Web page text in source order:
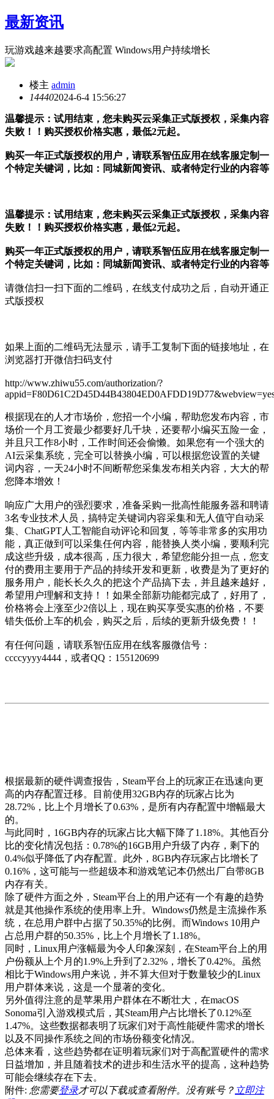
最新资讯
玩游戏越来越要求高配置 Windows用户持续增长
楼主 admin
144402024-6-4 15:56:27
温馨提示：试用结束，您未购买云采集正式版授权，采集内容
失败！！购买授权价格实惠，最低2元起。
购买一年正式版授权的用户，请联系智伍应用在线客服定制一
个特定关键词，比如：同城新闻资讯、或者特定行业的内容等
温馨提示：试用结束，您未购买云采集正式版授权，采集内容
失败！！购买授权价格实惠，最低2元起。
购买一年正式版授权的用户，请联系智伍应用在线客服定制一
个特定关键词，比如：同城新闻资讯、或者特定行业的内容等
请微信扫一扫下面的二维码，在线支付成功之后，自动开通正
式版授权
如果上面的二维码无法显示，请手工复制下面的链接地址，在
浏览器打开微信扫码支付
http://www.zhiwu55.com/authorization/?
根据现在的人才市场价，您招一个小编，帮助您发布内容，市
场价一个月工资最少都要好几千块，还要帮小编买五险一金，
并且只工作8小时，工作时间还会偷懒。如果您有一个强大的
AI云采集系统，完全可以替换小编，可以根据您设置的关键
词内容，一天24小时不间断帮您采集发布相关内容，大大的帮
您降本增效！
响应广大用户的强烈要求，准备采购一批高性能服务器和聘请
3名专业技术人员，搞特定关键词内容采集和无人值守自动采
集、ChatGPT人工智能自动评论和回复，等等非常多的实用功
能，真正做到可以采集任何内容，能替换人类小编，要顺利完
成这些升级，成本很高，压力很大，希望您能分担一点，您支
付的费用主要用于产品的持续开发和更新，收费是为了更好的
服务用户，能长长久久的把这个产品搞下去，并且越来越好，
希望用户理解和支持！！如果全部新功能都完成了，好用了，
价格将会上涨至少2倍以上，现在购买享受实惠的价格，不要
错失低价上车的机会，购买之后，后续的更新升级免费！！
有任何问题，请联系智伍应用在线客服微信号：
ccccyyyy4444，或者QQ：155120699
根据最新的硬件调查报告，Steam平台上的玩家正在迅速向更
高的内存配置迁移。目前使用32GB内存的玩家占比为
28.72%，比上个月增长了0.63%，是所有内存配置中增幅最大
的。
与此同时，16GB内存的玩家占比大幅下降了1.18%。其他百分
比的变化情况包括：0.78%的16GB用户升级了内存，剩下的
0.4%似乎降低了内存配置。此外，8GB内存玩家占比增长了
0.16%，这可能与一些超级本和游戏笔记本仍然出厂自带8GB
内存有关。
除了硬件方面之外，Steam平台上的用户还有一个有趣的趋势
就是其他操作系统的使用率上升。Windows仍然是主流操作系
统，在总用户群中占据了50.35%的比例。而Windows 10用户
占总用户群的50.35%，比上个月增长了1.18%。
同时，Linux用户涨幅最为令人印象深刻，在Steam平台上的用
户份额从上个月的1.9%上升到了2.32%，增长了0.42%。虽然
相比于Windows用户来说，并不算大但对于数量较少的Linux
用户群体来说，这是一个显著的变化。
另外值得注意的是苹果用户群体在不断壮大，在macOS
Sonoma引入游戏模式后，其Steam用户占比增长了0.12%至
1.47%。这些数据都表明了玩家们对于高性能硬件需求的增长
以及不同操作系统之间的市场份额变化情况。
总体来看，这些趋势都在证明着玩家们对于高配置硬件的需求
日益增加，并且随着技术的进步和生活水平的提高，这种趋势
可能会继续存在下去。
附件: 您需要登录才可以下载或查看附件。没有账号？ 立即注